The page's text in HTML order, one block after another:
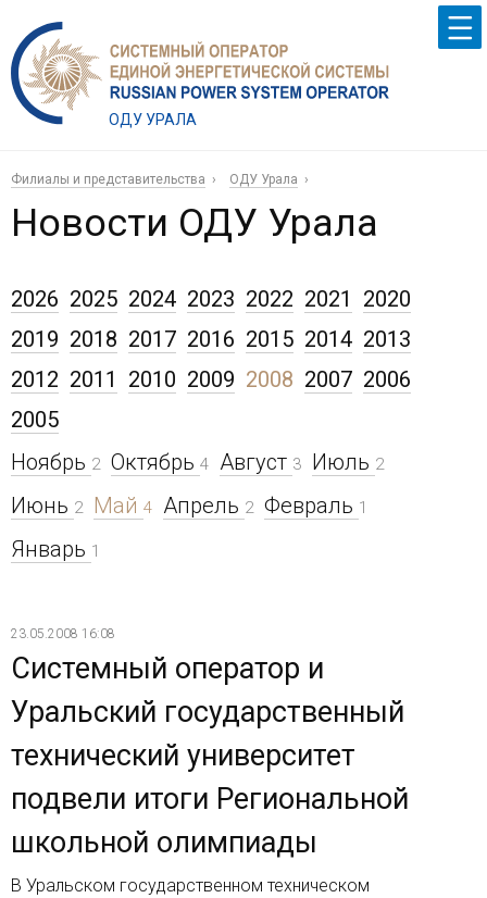
ОДУ УРАЛА
Филиалы и представительства ОДУ Урала
Новости ОДУ Урала
2026 2025 2024 2023 2022 2021
2020
2019 2018 2017 2016 2015 2014 2013
2012 2011 2010 2009 2008
Ноябрь 2 Октябрь 4 Август 3 Июль 2
Июнь 2 Май 4 Апрель 2 Февраль 1
Январь 1
2007 2006
2005
23.05.2008 16:08
Системный оператор и
Уральский государственный
технический университет
подвели итоги Региональной
школьной олимпиады
В Уральском государственном техническом